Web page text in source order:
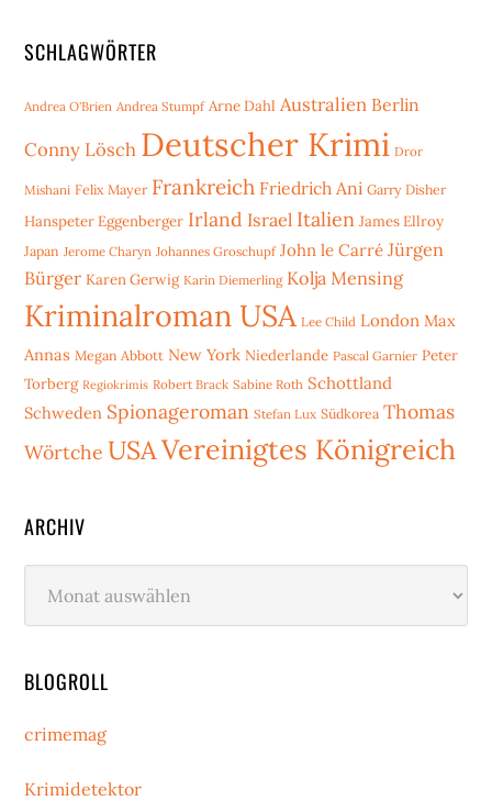
SCHLAGWÖRTER
Andrea O'Brien Andrea Stumpf Arne Dahl Australien Berlin
Conny Lösch Deutscher Krimi Dror
Mishani Felix Mayer Frankreich Friedrich Ani Garry Disher
Hanspeter Eggenberger Irland Israel Italien James Ellroy
Japan Jerome Charyn Johannes Groschupf John le Carré Jürgen
Bürger Karen Gerwig Karin Diemerling Kolja Mensing
Kriminalroman USA Lee Child London Max
Annas Megan Abbott New York Niederlande Pascal Garnier Peter
Torberg Regiokrimis Robert Brack Sabine Roth Schottland
Schweden Spionageroman Stefan Lux Südkorea Thomas
Wörtche USAVereinigtes Königreich
ARCHIV
BLOGROLL
crimemag
Krimidetektor